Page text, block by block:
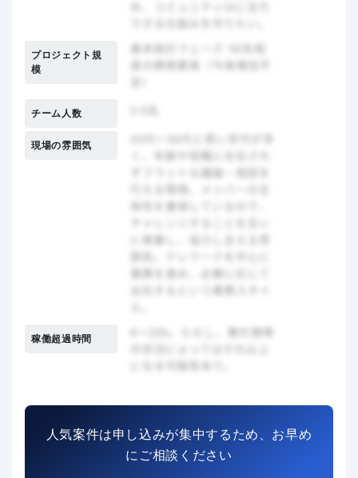
プロジェクト規
模
チーム人数
現場の雰囲気
稼働超過時間
人気案件は申し込みが集中するため、お早め
にご相談ください